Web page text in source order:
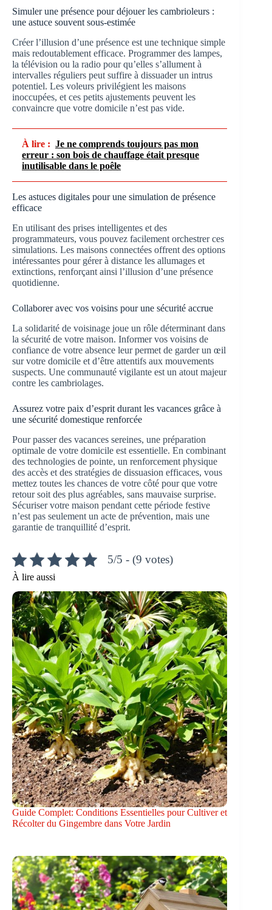
Simuler une présence pour déjouer les cambrioleurs :
une astuce souvent sous-estimée
Créer l’illusion d’une présence est une technique simple
mais redoutablement efficace. Programmer des lampes,
la télévision ou la radio pour qu’elles s’allument à
intervalles réguliers peut suffire à dissuader un intrus
potentiel. Les voleurs privilégient les maisons
inoccupées, et ces petits ajustements peuvent les
convaincre que votre domicile n’est pas vide.
À lire : Je ne comprends toujours pas mon
erreur : son bois de chauffage était presque
inutilisable dans le poêle
Les astuces digitales pour une simulation de présence
efficace
En utilisant des prises intelligentes et des
programmateurs, vous pouvez facilement orchestrer ces
simulations. Les maisons connectées offrent des options
intéressantes pour gérer à distance les allumages et
extinctions, renforçant ainsi l’illusion d’une présence
quotidienne.
Collaborer avec vos voisins pour une sécurité accrue
La solidarité de voisinage joue un rôle déterminant dans
la sécurité de votre maison. Informer vos voisins de
confiance de votre absence leur permet de garder un œil
sur votre domicile et d’être attentifs aux mouvements
suspects. Une communauté vigilante est un atout majeur
contre les cambriolages.
Assurez votre paix d’esprit durant les vacances grâce à
une sécurité domestique renforcée
Pour passer des vacances sereines, une préparation
optimale de votre domicile est essentielle. En combinant
des technologies de pointe, un renforcement physique
des accès et des stratégies de dissuasion efficaces, vous
mettez toutes les chances de votre côté pour que votre
retour soit des plus agréables, sans mauvaise surprise.
Sécuriser votre maison pendant cette période festive
n’est pas seulement un acte de prévention, mais une
garantie de tranquillité d’esprit.
5/5 - (9 votes)
À lire aussi
Guide Complet: Conditions Essentielles pour Cultiver et
Récolter du Gingembre dans Votre Jardin